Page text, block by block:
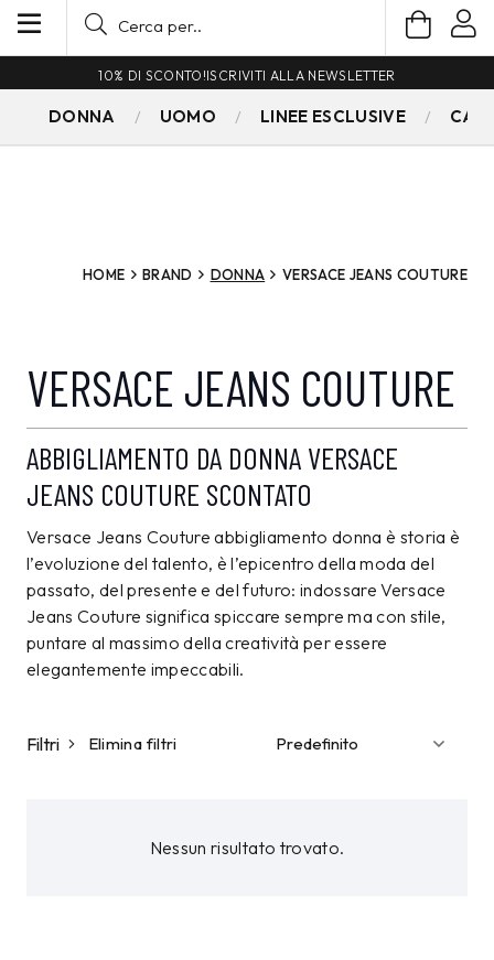
10% DI SCONTO!ISCRIVITI ALLA NEWSLETTER
DONNA UOMO LINEE ESCLUSIVE
HOME BRAND DONNA VERSACE JEANS COUTURE
VERSACE JEANS COUTURE
ABBIGLIAMENTO DA DONNA VERSACE
JEANS COUTURE SCONTATO
Versace Jeans Couture abbigliamento donna è storia è
l’evoluzione del talento, è l’epicentro della moda del
passato, del presente e del futuro: indossare Versace
Jeans Couture significa spiccare sempre ma con stile,
puntare al massimo della creatività per essere
elegantemente impeccabili.
Filtri Elimina filtri
Nessun risultato trovato.